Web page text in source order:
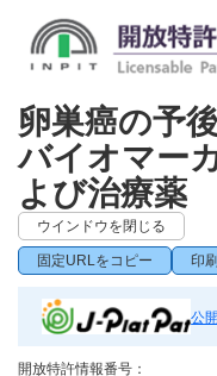
卵巣癌の予
バイオマー
よび治療薬
ウインドウを閉じる
固定URLをコピー 印刷
公
開放特許情報番号：